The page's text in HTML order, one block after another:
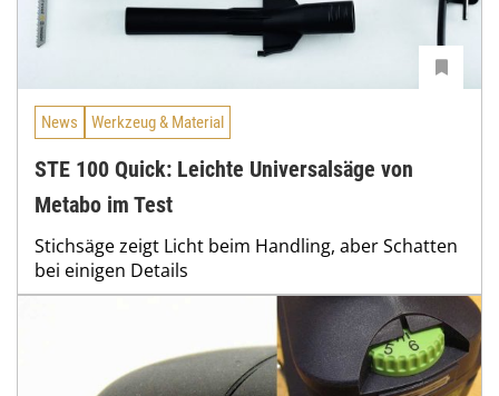
News Werkzeug & Material
STE 100 Quick: Leichte Universalsäge von
Metabo im Test
Stichsäge zeigt Licht beim Handling, aber Schatten
bei einigen Details